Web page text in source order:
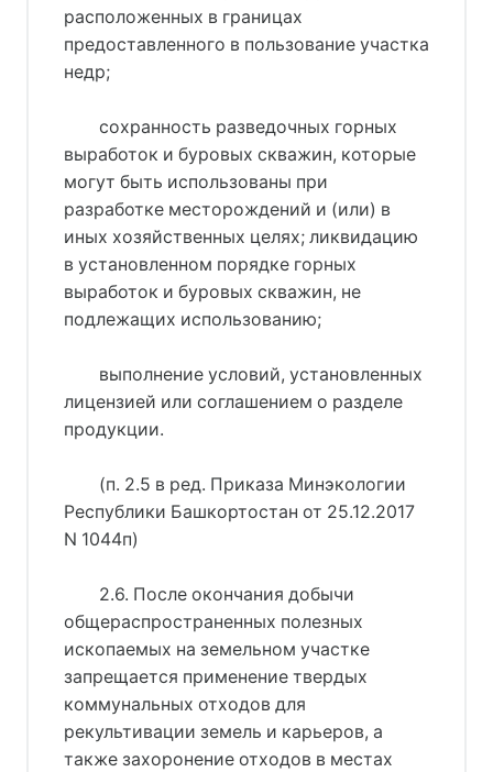
расположенных в границах
предоставленного в пользование участка
недр;
сохранность разведочных горных
выработок и буровых скважин, которые
могут быть использованы при
разработке месторождений и (или) в
иных хозяйственных целях; ликвидацию
в установленном порядке горных
выработок и буровых скважин, не
подлежащих использованию;
выполнение условий, установленных
лицензией или соглашением о разделе
продукции.
(п. 2.5 в ред. Приказа Минэкологии
Республики Башкортостан от 25.12.2017
N 1044п)
2.6. После окончания добычи
общераспространенных полезных
ископаемых на земельном участке
запрещается применение твердых
коммунальных отходов для
рекультивации земель и карьеров, а
также захоронение отходов в местах